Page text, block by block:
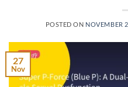
POSTED ON NOVEMBER
27
Nov